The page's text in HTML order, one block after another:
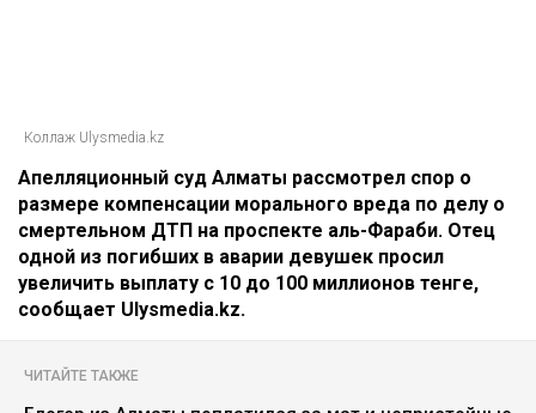
Коллаж Ulysmedia.kz
Апелляционный суд Алматы рассмотрел спор о
размере компенсации морального вреда по делу о
смертельном ДТП на проспекте аль-Фараби. Отец
одной из погибших в аварии девушек просил
увеличить выплату с 10 до 100 миллионов тенге,
сообщает Ulysmedia.kz.
ЧИТАЙТЕ ТАКЖЕ